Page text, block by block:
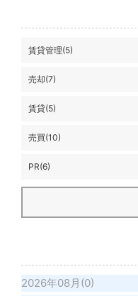
賃貸管理(5)
売却(7)
賃貸(5)
売買(10)
PR(6)
2026年08月(0)